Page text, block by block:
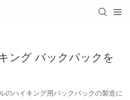
ング バックパックを
のハイキング用バックパックの製造に